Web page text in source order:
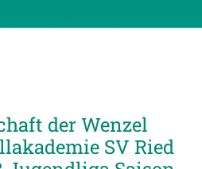
der Wenzel
SV Ried